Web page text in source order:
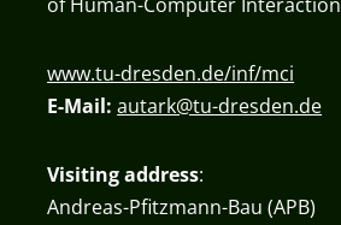
www.tu-dresden.de/inf/mci
E-Mail:autark@tu-dresden.de
Visiting address:
Andreas-Pfitzmann-Bau (APB)